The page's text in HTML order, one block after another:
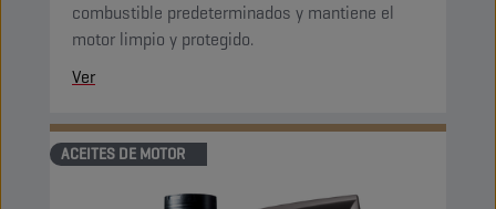
combustible predeterminados y mantiene el
motor limpio y protegido.
Ver
ACEITES DE MOTOR